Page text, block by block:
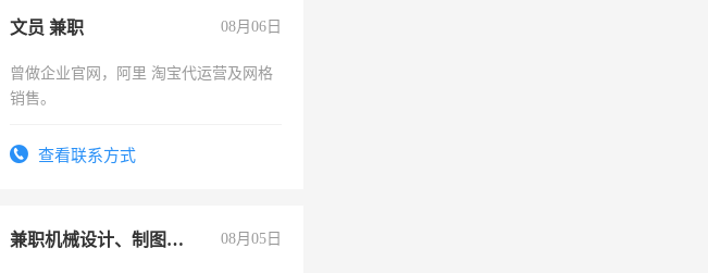
文员 兼职 08月06日
曾做企业官网，阿里 淘宝代运营及网格
销售。
查看联系方式
兼职机械设计、制图、设备改造 08月05日